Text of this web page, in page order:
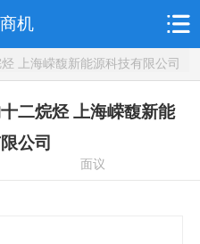
机
上海嵘馥新能源科技有限公司
二烷烃 上海嵘馥新能
公司
面议